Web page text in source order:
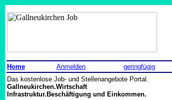
Home Anmelden geringfügig
Das kostenlose Job- und Stellenangebote Portal.
Gallneukirchen.Wirtschaft
Infrastruktur.Beschäftigung und Einkommen.